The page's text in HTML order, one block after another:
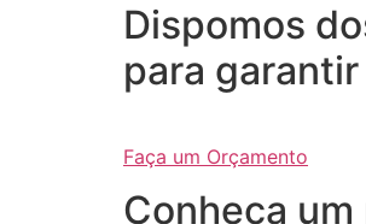
Dispomos
para
Faça um Orçamento
Conheça